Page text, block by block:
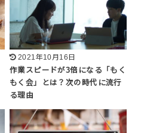
2021年10月16日
作業スピードが3倍になる「もく
もく会」とは？次の時代に流行
る理由